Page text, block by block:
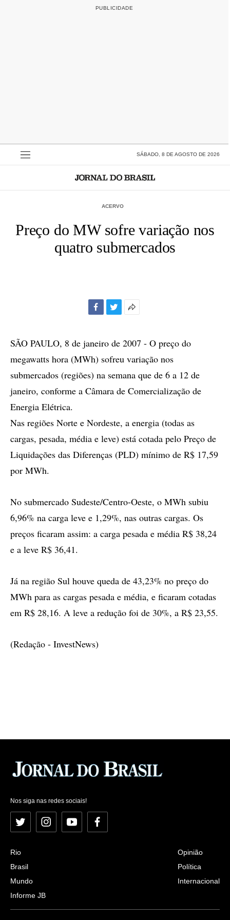
SÁBADO, 8 DE AGOSTO DE 2026
ACERVO
Preço do MW sofre variação nos
quatro submercados
compartilhamento
SÃO PAULO, 8 de janeiro de 2007 - O preço do
megawatts hora (MWh) sofreu variação nos
submercados (regiões) na semana que de 6 a 12 de
janeiro, conforme a Câmara de Comercialização de
Energia Elétrica.
Nas regiões Norte e Nordeste, a energia (todas as
cargas, pesada, média e leve) está cotada pelo Preço de
Liquidações das Diferenças (PLD) mínimo de R$ 17,59
por MWh.
No submercado Sudeste/Centro-Oeste, o MWh subiu
6,96% na carga leve e 1,29%, nas outras cargas. Os
preços ficaram assim: a carga pesada e média R$ 38,24
e a leve R$ 36,41.
Já na região Sul houve queda de 43,23% no preço do
MWh para as cargas pesada e média, e ficaram cotadas
em R$ 28,16. A leve a redução foi de 30%, a R$ 23,55.
(Redação - InvestNews)
Nos siga nas redes sociais!
Twitter InstagramYouTubeFacebook
Rio
Brasil
Mundo
Informe JB
Opinião
Política
Internacional